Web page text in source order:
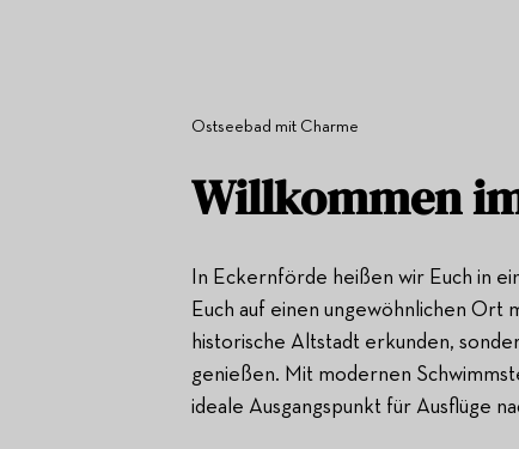
Ostseebad mit Charme
Willkommen
In Eckernförde heißen wir Euch in
Euch auf einen ungewöhnlichen Ort
historische Altstadt erkunden,
genießen. Mit modernen
ideale Ausgangspunkt für Ausflüge